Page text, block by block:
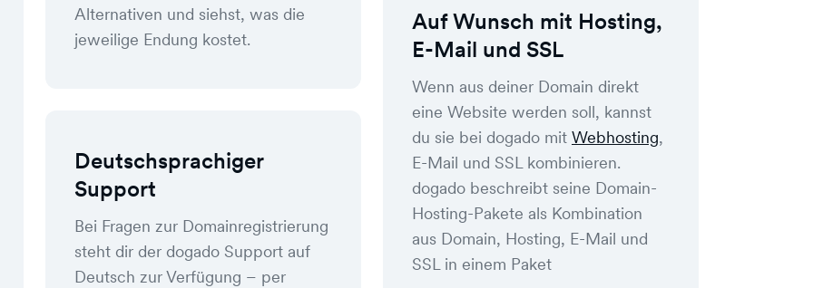
Alternativen und siehst, was die
jeweilige Endung kostet.
Deutschsprachiger
Support
Bei Fragen zur Domainregistrierung
steht dir der dogado Support auf
Deutsch zur Verfügung – per
Auf Wunsch mit Hosting,
E-Mail und SSL
Wenn aus deiner Domain direkt
eine Website werden soll, kannst
du sie bei dogado mit Webhosting,
E-Mail und SSL kombinieren.
dogado beschreibt seine Domain-
Hosting-Pakete als Kombination
aus Domain, Hosting, E-Mail und
SSL in einem Paket